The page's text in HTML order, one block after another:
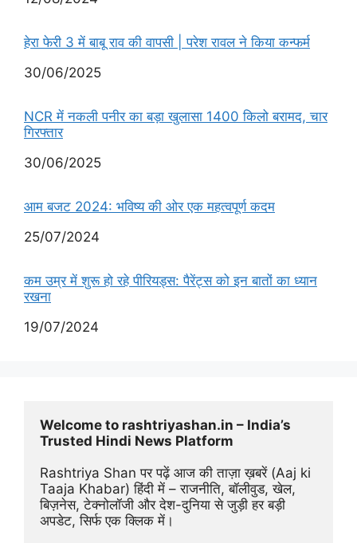
हेरा फेरी 3 में बाबू राव की वापसी | परेश रावल ने किया कन्फर्म
Date
30/06/2025
NCR में नकली पनीर का बड़ा खुलासा 1400 किलो बरामद, चार
गिरफ्तार
Date
30/06/2025
आम बजट 2024: भविष्य की ओर एक महत्वपूर्ण कदम
Date
25/07/2024
कम उम्र में शुरू हो रहे पीरियड्स: पैरेंट्स को इन बातों का ध्यान
रखना
Date
19/07/2024
Welcome to rashtriyashan.in – India’s
Trusted Hindi News Platform
Rashtriya Shan पर पढ़ें आज की ताज़ा ख़बरें (Aaj ki
Taaja Khabar) हिंदी में – राजनीति, बॉलीवुड, खेल,
बिज़नेस, टेक्नोलॉजी और देश-दुनिया से जुड़ी हर बड़ी
अपडेट, सिर्फ एक क्लिक में।